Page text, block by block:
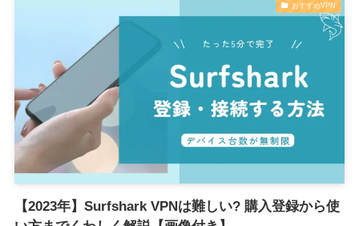
おすすめVPN
【2023年】Surfshark VPNは難しい? 購入登録から使